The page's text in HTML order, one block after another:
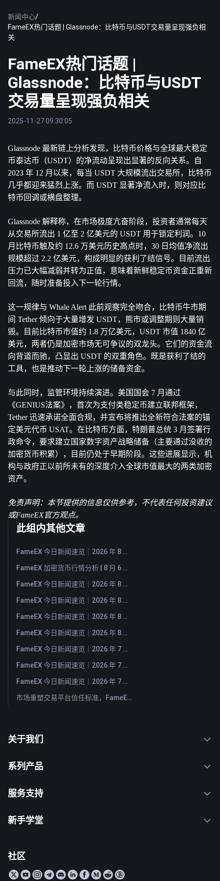
新闻中心/
FameEX热门话题 | Glassnode：比特币与USDT交易量呈现强负相
关
FameEX热门话题 |
Glassnode：比特币与USDT
交易量呈现强负相关
2025-11-27 09:30:05
Glassnode 最新链上分析发现， 比特币价格与全球最大稳定
币泰达币（USDT）的净流动呈现出显著的反向关系。自
2023 年 12 月以来，每当 USDT 大规模流出交易所，比特币
几乎都迎来猛烈上涨。而 USDT 显著净流入时，则对应比
特币回调或横盘整理。
Glassnode 解释称，在市场极度亢奋阶段，投资者通常每天
从交易所流出 1 亿至 2 亿美元的 USDT 用于锁定利润。10
月比特币触及约 12.6 万美元历史高点时，30 日均值净流出
规模超过 2.2 亿美元，构成明显的获利了结信号。目前流出
压力已大幅减弱并转为正值，意味着新鲜稳定币资金正重新
回流，随时准备投入下一轮行情。
这一规律与 Whale Alert 此前观察完全吻合，比特币牛市期
间 Tether 倾向于大量增发 USDT，熊市或调整期则大量销
毁。目前比特币市值约 1.8 万亿美元，USDT 市值 1840 亿
美元，两者仍是加密市场无可争议的双龙头。它们的资金流
向背道而驰，凸显出 USDT 的双重角色。既是获利了结的
工具，也是推动下一轮上涨的储备资金。
与此同时，监管环境持续演进。美国国会 7 月通过
《GENIUS法案》，首次为支付类稳定币建立联邦框架，
Tether 迅速承诺全面合规，并宣布将推出全新符合法案的锚
定美元代币 USAT。在比特币方面，特朗普总统 3 月签署行
政命令，要求建立国家数字资产战略储备（主要通过没收的
加密货币积累），目前仍处于早期阶段。这些进展显示，机
构与政府正以前所未有的深度介入全球市值最大的两类加密
资产。
免责声明：本节提供的信息仅供参考，不代表任何投资建议
或FameEX官方观点。
此组内其他文章
FameEX 今日新闻速览｜2026 年 8 月 7 日
FameEX 加密货币行情分析 | 8 月 6 日, 2026
FameEX 今日新闻速览｜2026 年 8 月 6 日
FameEX 今日新闻速览｜2026 年 8 月 5 日
FameEX 今日新闻速览｜2026 年 8 月 4 日
FameEX 今日新闻速览｜2026 年 8 月 3 日
FameEX 今日新闻速览｜2026 年 7 月 31 日
FameEX 今日新闻速览｜2026 年 7 月 30 日
FameEX 今日新闻速览｜2026 年 7 月 29 日
市场重塑交易平台信任标准，FameEX 以八年稳健运营持续服务全球用户
关于我们
系列产品
服务支持
新手学堂
社区